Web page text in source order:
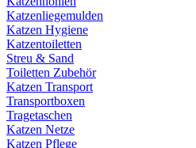
Katzenliegemulden
Katzen Hygiene
Katzentoiletten
Streu & Sand
Toiletten Zubehör
Katzen Transport
Transportboxen
Tragetaschen
Katzen Netze
Katzen Pflege